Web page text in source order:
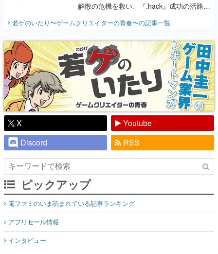
解散の危機を救い、『.hack』成功の活路を
『少年ジャンプ』色だった【若ゲのいた
り】
若ゲのいたり〜ゲームクリエイターの青春〜の記事一覧
X
Youtube
Discord
RSS
ピックアップ
電ファミのいま読まれている記事ランキング
アプリセール情報
インタビュー